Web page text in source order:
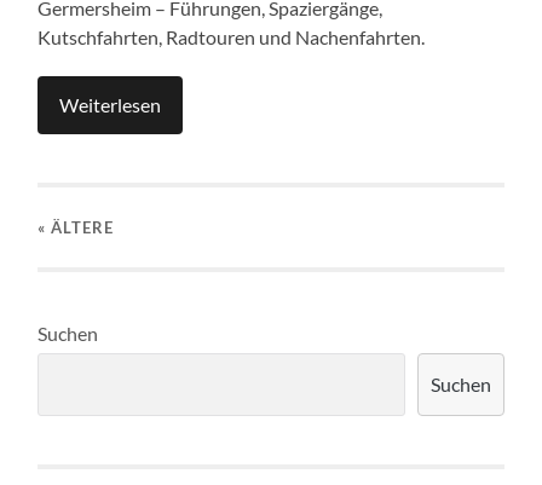
Germersheim – Führungen, Spaziergänge,
Kutschfahrten, Radtouren und Nachenfahrten.
Weiterlesen
« ÄLTERE
Suchen
Suchen